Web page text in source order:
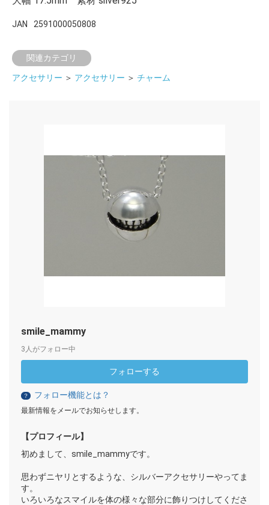
JAN 2591000050808
関連カテゴリ
アクセサリー ＞ アクセサリー ＞ チャーム
smile_mammy
3人がフォロー中
フォローする
？ フォロー機能とは？
最新情報をメールでお知らせします。
【プロフィール】
初めまして、smile_mammyです。
思わずニヤリとするような、シルバーアクセサリーやってま
す。
いろいろなスマイルを体の様々な部分に飾りつけしてくださ